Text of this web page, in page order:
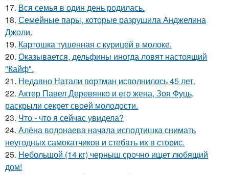
17. Вся семья в один день родилась.
18. Семейные пары, которые разрушила Анджелина
Джоли.
19. Картошка тушенная с курицей в молоке.
20. Оказывается, дельфины иногда ловят настоящий
"Кайф".
21. Недавно Натали портман исполнилось 45 лет.
22. Актер Павел Деревянко и его жена, Зоя Фуць,
раскрыли секрет своей молодости.
23. Что - что я сейчас увидела?
24. Алёна водонаева начала исподтишка снимать
неугодных самокатчиков и стебать их в сторис.
25. Небольшой (14 кг) черныш срочно ищет любящий
дом!